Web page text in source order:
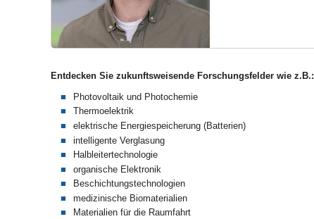
Entdecken Sie zukunftsweisende Forschungsfelder wie z.B.:
Photovoltaik und Photochemie
Thermoelektrik
elektrische Energiespeicherung (Batterien)
intelligente Verglasung
Halbleitertechnologie
organische Elektronik
Beschichtungstechnologien
medizinische Biomaterialien
Materialien für die Raumfahrt